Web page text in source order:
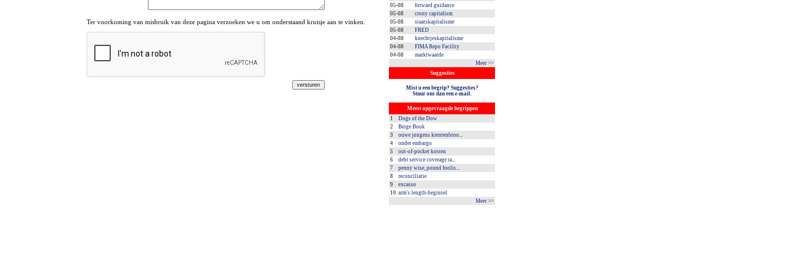
05-08
forward guidance
05-08
crony capitalism
05-08
staatskapitalisme
05-08
FRED
04-08
knechtjeskapitalisme
04-08
FIMA Repo Facility
04-08
marktwaarde
Meer >>
Suggesties
Mist u een begrip? Suggesties?
Stuur ons dan een e-mail.
Meest opgevraagde begrippen
1
Dogs of the Dow
2
Beige Book
3
ouwe jongens krentenbroo...
4
onder embargo
5
out-of-pocket kosten
6
debt service coverage ra...
7
penny wise, pound foolis...
8
reconciliatie
9
excasso
10 arm's length-beginsel
Meer >>
Ter voorkoming van misbruik van deze pagina verzoeken we u om onderstaand kruisje aan te vinken.